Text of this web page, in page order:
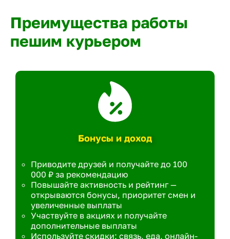
Преимущества работы
пешим курьером
Бонусы и доход
Приводите друзей и получайте до 100
000 ₽ за рекомендацию
Повышайте активность и рейтинг —
открываются бонусы, приоритет смен и
увеличенные выплаты
Участвуйте в акциях и получайте
дополнительные выплаты
Используйте скидки: связь, еда, онлайн-